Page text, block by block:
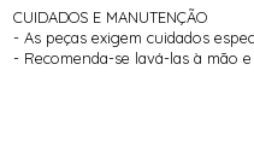
CUIDADOS E MANUTENÇÃO
- As peças exigem cuidados
- Recomenda-se lavá-las à mão